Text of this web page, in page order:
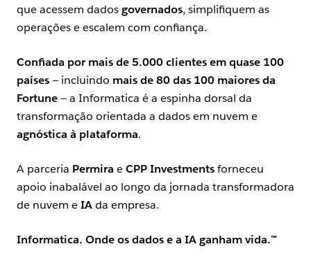
que acessem dadosgovernados, simplifiquem as
operações e escalem com confiança.
Confiada por mais de 5.000 clientes em quase 100
países— incluindo mais de 80 das 100 maiores da
Fortune— a Informatica é a espinha dorsal da
transformação orientada a dados em nuvem e
agnóstica à plataforma.
A parceria Permira eCPP Investmentsforneceu
apoio inabalável ao longo da jornada transformadora
de nuvem eIAda empresa.
Informatica. Onde os dados e a IA ganham vida.™